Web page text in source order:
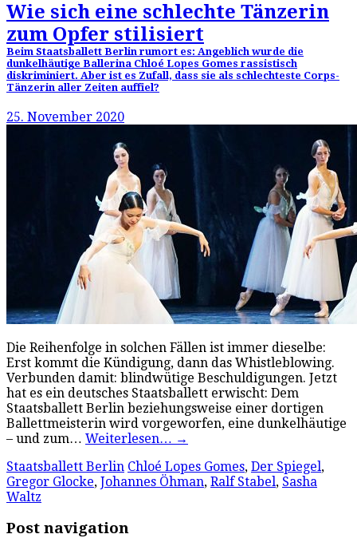
Wie sich eine schlechte Tänzerin
zum Opfer stilisiert
Beim Staatsballett Berlin rumort es: Angeblich wurde die
dunkelhäutige Ballerina Chloé Lopes Gomes rassistisch
diskriminiert. Aber ist es Zufall, dass sie als schlechteste Corps-
Tänzerin aller Zeiten auffiel?
25. November 2020
Die Reihenfolge in solchen Fällen ist immer dieselbe:
Erst kommt die Kündigung, dann das Whistleblowing.
Verbunden damit: blindwütige Beschuldigungen. Jetzt
hat es ein deutsches Staatsballett erwischt: Dem
Staatsballett Berlin beziehungsweise einer dortigen
Ballettmeisterin wird vorgeworfen, eine dunkelhäutige
– und zum… Weiterlesen… →
Staatsballett Berlin Chloé Lopes Gomes, Der Spiegel,
Gregor Glocke, Johannes Öhman, Ralf Stabel, Sasha
Waltz
Post navigation